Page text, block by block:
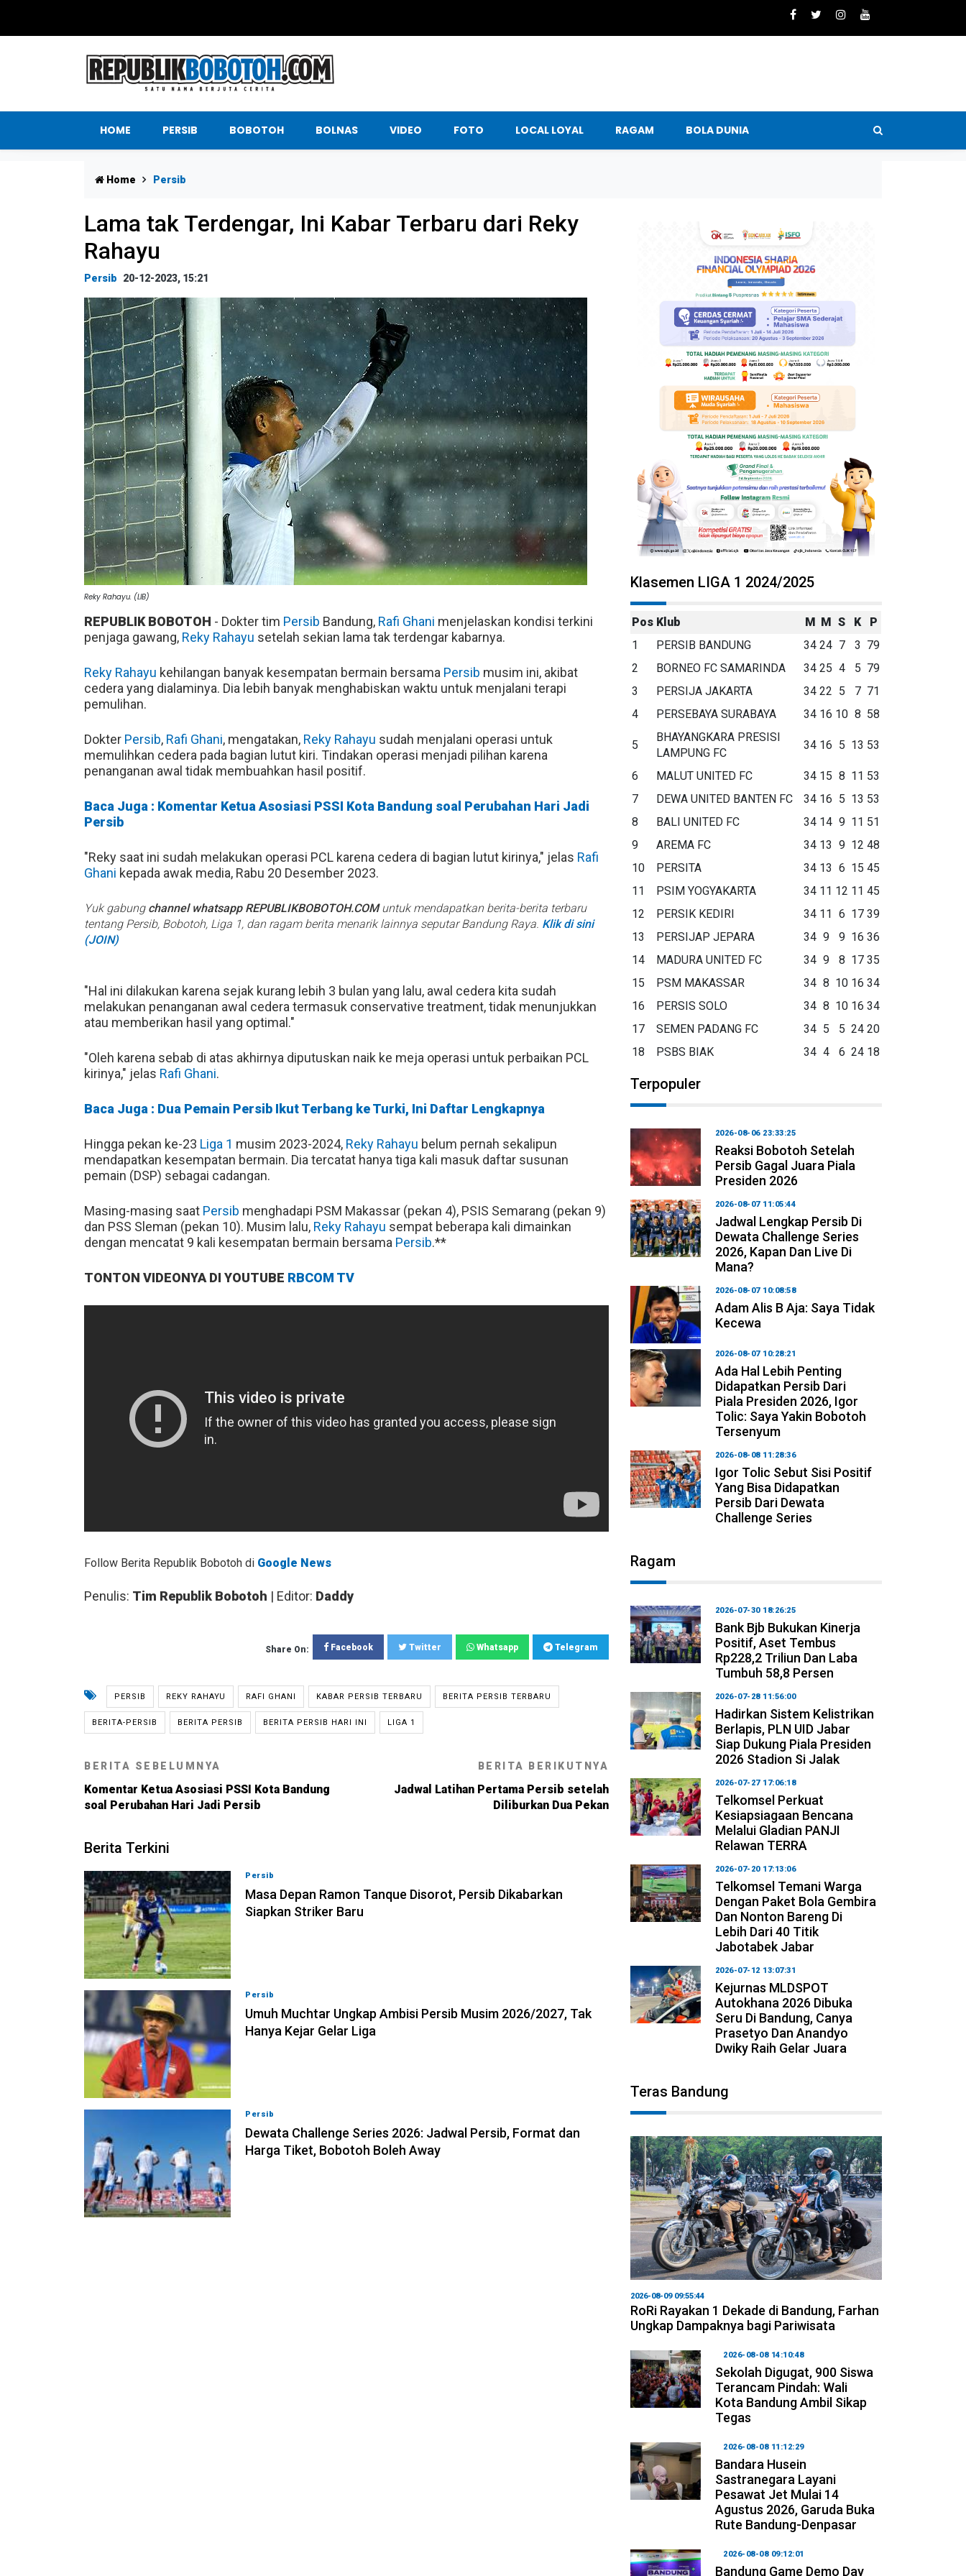
HOME PERSIB BOBOTOH BOLNAS VIDEO FOTO LOCAL LOYAL RAGAM BOLA DUNIA
Home Persib
Lama tak Terdengar, Ini Kabar Terbaru dari Reky
Rahayu
Persib 20-12-2023, 15:21
Reky Rahayu. (LIB)
REPUBLIK BOBOTOH - Dokter tim Persib Bandung, Rafi Ghani menjelaskan kondisi terkini
penjaga gawang, Reky Rahayu setelah sekian lama tak terdengar kabarnya.
Reky Rahayu kehilangan banyak kesempatan bermain bersama Persib musim ini, akibat
cedera yang dialaminya. Dia lebih banyak menghabiskan waktu untuk menjalani terapi
pemulihan.
Dokter Persib, Rafi Ghani, mengatakan, Reky Rahayu sudah menjalani operasi untuk
memulihkan cedera pada bagian lutut kiri. Tindakan operasi menjadi pilihan karena
penanganan awal tidak membuahkan hasil positif.
Baca Juga : Komentar Ketua Asosiasi PSSI Kota Bandung soal Perubahan Hari Jadi
Persib
"Reky saat ini sudah melakukan operasi PCL karena cedera di bagian lutut kirinya," jelas Rafi
Ghani kepada awak media, Rabu 20 Desember 2023.
Yuk gabung channel whatsapp REPUBLIKBOBOTOH.COMuntuk mendapatkan berita-berita terbaru
tentang Persib, Bobotoh, Liga 1, dan ragam berita menarik lainnya seputar Bandung Raya. Klik di sini
(JOIN)
"Hal ini dilakukan karena sejak kurang lebih 3 bulan yang lalu, awal cedera kita sudah
melakukan penanganan awal cedera termasuk conservative treatment, tidak menunjukkan
atau memberikan hasil yang optimal."
"Oleh karena sebab di atas akhirnya diputuskan naik ke meja operasi untuk perbaikan PCL
kirinya," jelas Rafi Ghani.
Baca Juga : Dua Pemain Persib Ikut Terbang ke Turki, Ini Daftar Lengkapnya
Hingga pekan ke-23 Liga 1 musim 2023-2024, Reky Rahayu belum pernah sekalipun
mendapatkan kesempatan bermain. Dia tercatat hanya tiga kali masuk daftar susunan
pemain (DSP) sebagai cadangan.
Masing-masing saat Persib menghadapi PSM Makassar (pekan 4), PSIS Semarang (pekan 9)
dan PSS Sleman (pekan 10). Musim lalu, Reky Rahayu sempat beberapa kali dimainkan
dengan mencatat 9 kali kesempatan bermain bersama Persib.**
TONTON VIDEONYA DI YOUTUBE RBCOM TV
Follow Berita Republik Bobotoh di Google News
Penulis: Tim Republik Bobotoh | Editor: Daddy
Share On: Facebook Twitter Whatsapp Telegram
PERSIB REKY RAHAYU RAFI GHANI KABAR PERSIB TERBARU BERITA PERSIB TERBARU
BERITA-PERSIB BERITA PERSIB BERITA PERSIB HARI INI LIGA 1
BERITA SEBELUMNYA
Komentar Ketua Asosiasi PSSI Kota Bandung
soal Perubahan Hari Jadi Persib
BERITA BERIKUTNYA
Jadwal Latihan Pertama Persib setelah
Diliburkan Dua Pekan
Berita Terkini
Persib
Masa Depan Ramon Tanque Disorot, Persib Dikabarkan
Siapkan Striker Baru
Persib
Umuh Muchtar Ungkap Ambisi Persib Musim 2026/2027, Tak
Hanya Kejar Gelar Liga
Persib
Dewata Challenge Series 2026: Jadwal Persib, Format dan
Harga Tiket, Bobotoh Boleh Away
Klasemen LIGA 1 2024/2025
Pos Klub M M S K
P
1
PERSIB BANDUNG 34 24 7 3 79
2
BORNEO FC SAMARINDA 34 25 4 5 79
3
PERSIJA JAKARTA 34 22 5 7 71
4
PERSEBAYA SURABAYA 34 16 10 8 58
5
BHAYANGKARA PRESISI
LAMPUNG FC
34 16 5 13 53
6 MALUT UNITED FC 34 15 8 11 53
7
DEWA UNITED BANTEN FC 34 16 5 13 53
8
BALI UNITED FC 34 14 9 11 51
9
AREMA FC 34 13 9 12 48
10
PERSITA 34 13 6 15 45
11
PSIM YOGYAKARTA 34 11 12 11 45
12
PERSIK KEDIRI 34 11 6 17 39
13
PERSIJAP JEPARA 34 9 9 16 36
14
MADURA UNITED FC 34 9 8 17 35
15
PSM MAKASSAR 34 8 10 16 34
16
PERSIS SOLO 34 8 10 16 34
17
SEMEN PADANG FC 34 5 5 24 20
18
PSBS BIAK 34 4 6 24 18
Terpopuler
2026-08-06 23:33:25
Reaksi Bobotoh Setelah
Persib Gagal Juara Piala
Presiden 2026
2026-08-07 11:05:44
Jadwal Lengkap Persib Di
Dewata Challenge Series
2026, Kapan Dan Live Di
Mana?
2026-08-07 10:08:58
Adam Alis B Aja: Saya Tidak
Kecewa
2026-08-07 10:28:21
Ada Hal Lebih Penting
Didapatkan Persib Dari
Piala Presiden 2026, Igor
Tolic: Saya Yakin Bobotoh
Tersenyum
2026-08-08 11:28:36
Igor Tolic Sebut Sisi Positif
Yang Bisa Didapatkan
Persib Dari Dewata
Challenge Series
Ragam
2026-07-30 18:26:25
Bank Bjb Bukukan Kinerja
Positif, Aset Tembus
Rp228,2 Triliun Dan Laba
Tumbuh 58,8 Persen
2026-07-28 11:56:00
Hadirkan Sistem Kelistrikan
Berlapis, PLN UID Jabar
Siap Dukung Piala Presiden
2026 Stadion Si Jalak
2026-07-27 17:06:18
Telkomsel Perkuat
Kesiapsiagaan Bencana
Melalui Gladian PANJI
Relawan TERRA
2026-07-20 17:13:06
Telkomsel Temani Warga
Dengan Paket Bola Gembira
Dan Nonton Bareng Di
Lebih Dari 40 Titik
Jabotabek Jabar
2026-07-12 13:07:31
Kejurnas MLDSPOT
Autokhana 2026 Dibuka
Seru Di Bandung, Canya
Prasetyo Dan Anandyo
Dwiky Raih Gelar Juara
Teras Bandung
2026-08-09 09:55:44
RoRi Rayakan 1 Dekade di Bandung, Farhan
Ungkap Dampaknya bagi Pariwisata
2026-08-08 14:10:48
Sekolah Digugat, 900 Siswa
Terancam Pindah: Wali
Kota Bandung Ambil Sikap
Tegas
2026-08-08 11:12:29
Bandara Husein
Sastranegara Layani
Pesawat Jet Mulai 14
Agustus 2026, Garuda Buka
Rute Bandung-Denpasar
2026-08-08 09:12:01
Bandung Game Demo Day